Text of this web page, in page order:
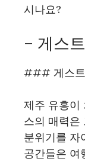
시나요?
– 게스
### 게스트
제주 유흥이
스의 매력은
분위기를 자
공간들은 여